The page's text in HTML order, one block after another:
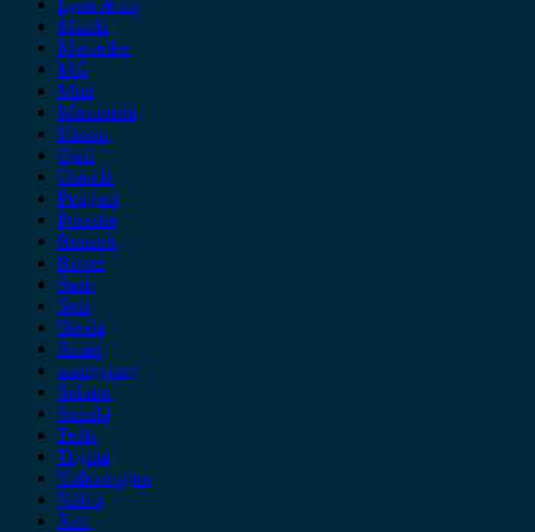
Mazda
Mercedes
MG
Mini
Mitsubishi
Nissan
Opel
Omoda
Peugeot
Porsche
Renault
Rover
Saab
Seat
Skoda
Smart
ssangyong
Subaru
Suzuki
Tesla
Toyota
Volkswagen
Volvo
Xev